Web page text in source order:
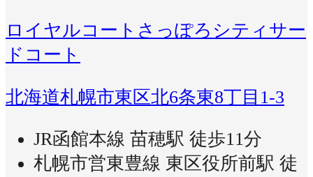
ロイヤルコートさっぽろシティサー
ドコート
北海道札幌市東区北6条東8丁目1-3
JR函館本線 苗穂駅 徒歩11分
札幌市営東豊線 東区役所前駅 徒